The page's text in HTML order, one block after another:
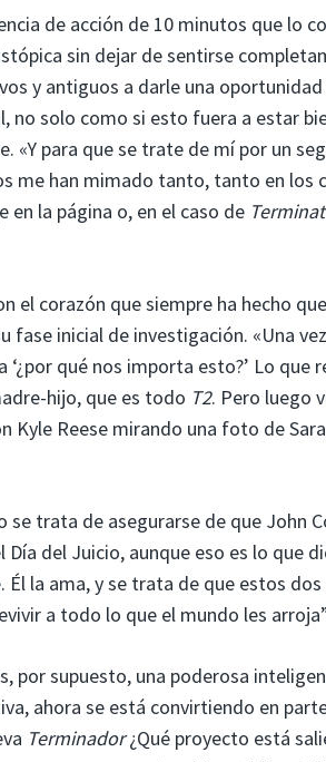
de acción de 10 minutos que lo
sin dejar de sentirse
y antiguos a darle una oportunidad
no solo como si esto fuera a estar
«Y para que se trate de mí por un
me han mimado tanto, tanto en los
la página o, en el caso de
el corazón que siempre ha hecho
fase inicial de investigación. «Una
qué nos importa esto?’ Lo que
hijo, que es todo T2. Pero luego
Reese mirando una foto de
trata de asegurarse de que John
del Juicio, aunque eso es lo que
la ama, y ​​se trata de que estos
a todo lo que el mundo les
por supuesto, una poderosa
ahora se está convirtiendo en
Terminador¿Qué proyecto está